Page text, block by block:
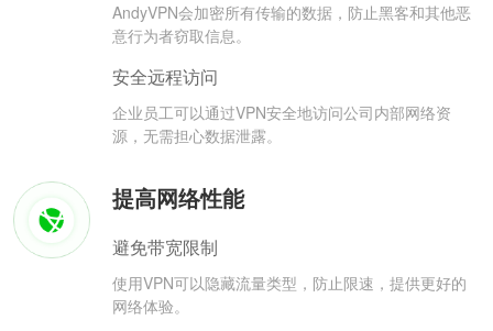
AndyVPN会加密所有传输的数据，防止黑客和其他恶
意行为者窃取信息。
安全远程访问
企业员工可以通过VPN安全地访问公司内部网络资
源，无需担心数据泄露。
提高网络性能
避免带宽限制
使用VPN可以隐藏流量类型，防止限速，提供更好的
网络体验。